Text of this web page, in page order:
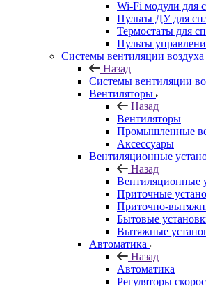
Wi-Fi модули для
Пульты ДУ для
Термостаты для
Пульты
Системы вентиляции воздуха
Назад
Системы вентиляции
Вентиляторы
Назад
Вентиляторы
Промышленные
Аксессуары
Вентиляционные
Назад
Вентиляционные
Приточные
Приточно-
Бытовые
Вытяжные
Автоматика
Назад
Автоматика
Регуляторы